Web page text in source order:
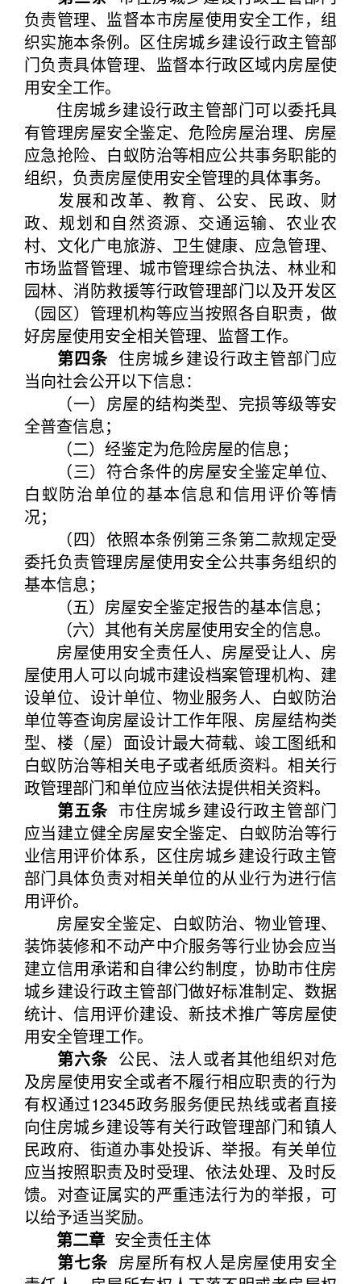
负责管理、监督本市房屋使用安全工作，组
织实施本条例。区住房城乡建设行政主管部
门负责具体管理、监督本行政区域内房屋使
用安全工作。
住房城乡建设行政主管部门可以委托具
有管理房屋安全鉴定、危险房屋治理、房屋
应急抢险、白蚁防治等相应公共事务职能的
组织，负责房屋使用安全管理的具体事务。
发展和改革、教育、公安、民政、财
政、规划和自然资源、交通运输、农业农
村、文化广电旅游、卫生健康、应急管理、
市场监督管理、城市管理综合执法、林业和
园林、消防救援等行政管理部门以及开发区
（园区）管理机构等应当按照各自职责，做
好房屋使用安全相关管理、监督工作。
第四条住房城乡建设行政主管部门应
当向社会公开以下信息：
（一）房屋的结构类型、完损等级等安
全普查信息；
（二）经鉴定为危险房屋的信息；
（三）符合条件的房屋安全鉴定单位、
白蚁防治单位的基本信息和信用评价等情
况；
（四）依照本条例第三条第二款规定受
委托负责管理房屋使用安全公共事务组织的
基本信息；
（五）房屋安全鉴定报告的基本信息；
（六）其他有关房屋使用安全的信息。
房屋使用安全责任人、房屋受让人、房
屋使用人可以向城市建设档案管理机构、建
设单位、设计单位、物业服务人、白蚁防治
单位等查询房屋设计工作年限、房屋结构类
型、楼（屋）面设计最大荷载、竣工图纸和
白蚁防治等相关电子或者纸质资料。相关行
政管理部门和单位应当依法提供相关资料。
第五条市住房城乡建设行政主管部门
应当建立健全房屋安全鉴定、白蚁防治等行
业信用评价体系，区住房城乡建设行政主管
部门具体负责对相关单位的从业行为进行信
用评价。
房屋安全鉴定、白蚁防治、物业管理、
装饰装修和不动产中介服务等行业协会应当
建立信用承诺和自律公约制度，协助市住房
城乡建设行政主管部门做好标准制定、数据
统计、信用评价建设、新技术推广等房屋使
用安全管理工作。
第六条公民、法人或者其他组织对危
及房屋使用安全或者不履行相应职责的行为
有权通过12345政务服务便民热线或者直接
向住房城乡建设等有关行政管理部门和镇人
民政府、街道办事处投诉、举报。有关单位
应当按照职责及时受理、依法处理、及时反
馈。对查证属实的严重违法行为的举报，可
以给予适当奖励。
第二章 安全责任主体
第七条房屋所有权人是房屋使用安全